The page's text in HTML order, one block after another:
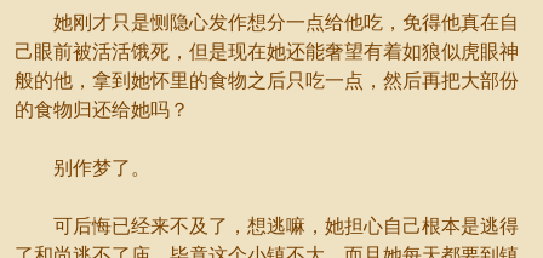
她刚才只是恻隐心发作想分一点给他吃，免得他真在自
己眼前被活活饿死，但是现在她还能奢望有着如狼似虎眼神
般的他，拿到她怀里的食物之后只吃一点，然后再把大部份
的食物归还给她吗？
别作梦了。
可后悔已经来不及了，想逃嘛，她担心自己根本是逃得